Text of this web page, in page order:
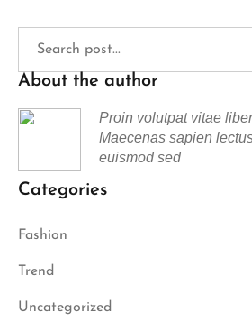
About the author
Proin volutpat vitae
Maecenas sapien
euismod sed
Categories
Fashion
Trend
Uncategorized